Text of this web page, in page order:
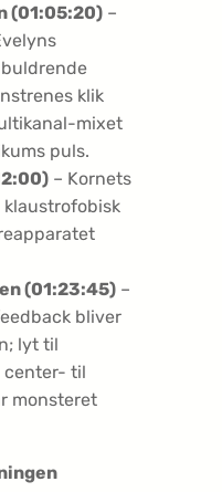
(01:05:20) –
klik
mixet
puls.
– Kornets
klaustrofobisk
(01:23:45) –
bliver
lyt til
center- til
monsteret